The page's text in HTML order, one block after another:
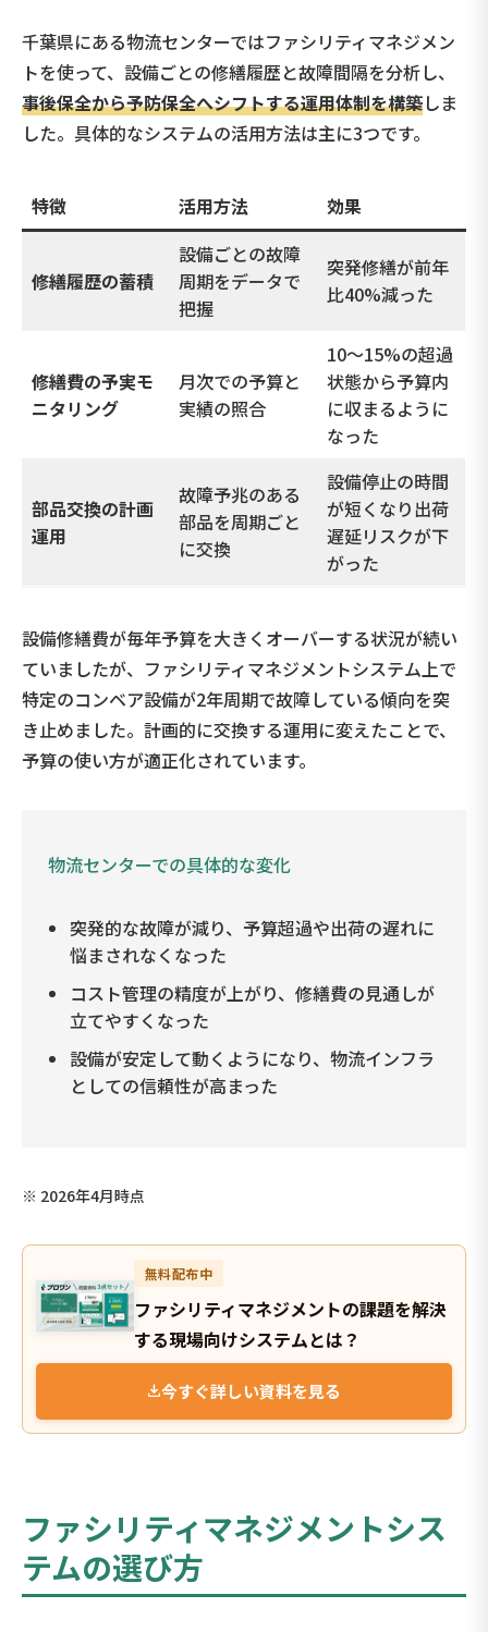
千葉県にある物流センターではファシリティマネジメン
トを使って、設備ごとの修繕履歴と故障間隔を分析し、
事後保全から予防保全へシフトする運用体制を構築しま
した。具体的なシステムの活用方法は主に3つです。
特徴 活用方法 効果
修繕履歴の蓄積
設備ごとの故障
周期をデータで
把握
突発修繕が前年
比40%減った
修繕費の予実モ
ニタリング
月次での予算と
実績の照合
10〜15%の超過
状態から予算内
に収まるように
なった
部品交換の計画
運用
故障予兆のある
部品を周期ごと
に交換
設備停止の時間
が短くなり出荷
遅延リスクが下
がった
設備修繕費が毎年予算を大きくオーバーする状況が続い
ていましたが、ファシリティマネジメントシステム上で
特定のコンベア設備が2年周期で故障している傾向を突
き止めました。計画的に交換する運用に変えたことで、
予算の使い方が適正化されています。
物流センターでの具体的な変化
突発的な故障が減り、予算超過や出荷の遅れに
悩まされなくなった
コスト管理の精度が上がり、修繕費の見通しが
立てやすくなった
設備が安定して動くようになり、物流インフラ
としての信頼性が高まった
※ 2026年4月時点
無料配布中
ファシリティマネジメントの課題を解決
する現場向けシステムとは？
今すぐ詳しい資料を見る
ファシリティマネジメントシス
テムの選び方